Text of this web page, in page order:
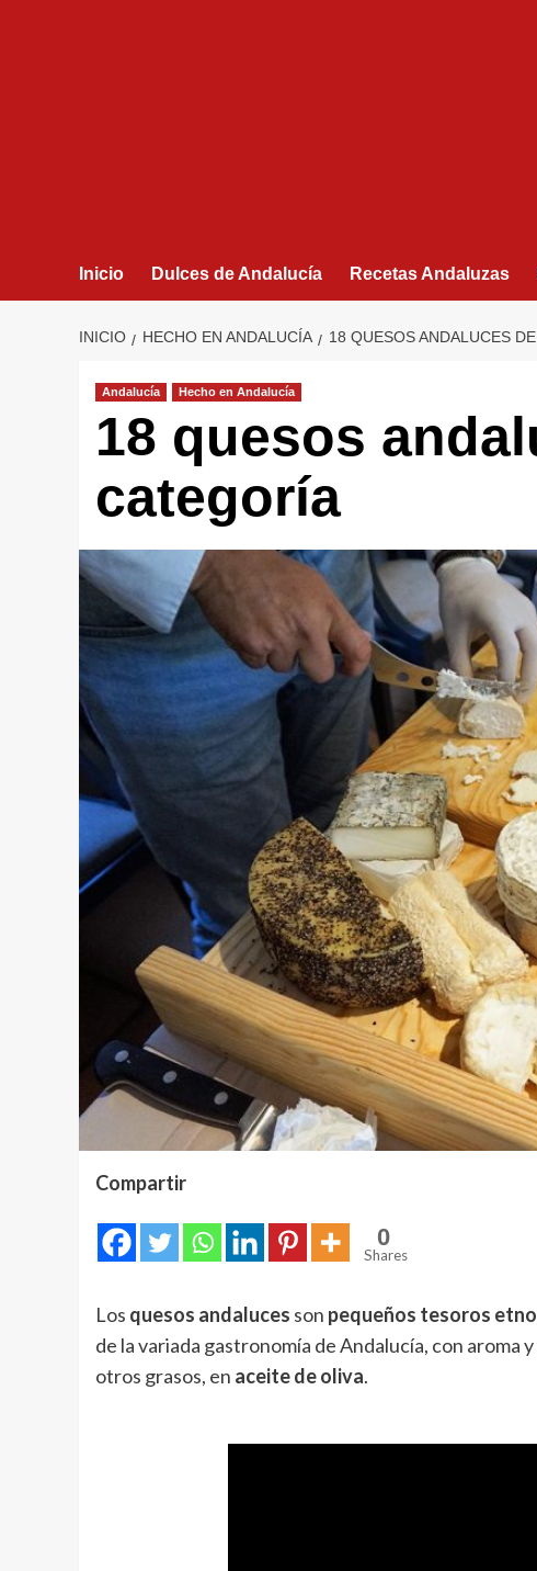
Inicio Dulces de Andalucía Recetas Andaluzas
INICIO HECHO EN ANDALUCÍA 18 QUESOS ANDALUCES
Andalucía Hecho en Andalucía
18 quesos
categoría
Compartir
0
Shares
Los quesos andaluces son pequeños tesoros
de la variada gastronomía de Andalucía, con aroma
otros grasos, en aceite de oliva.